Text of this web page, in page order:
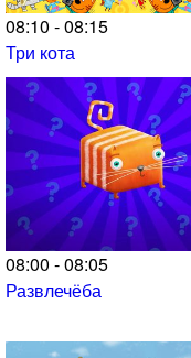
08:10 - 08:15
Три кота
08:00 - 08:05
Развлечёба